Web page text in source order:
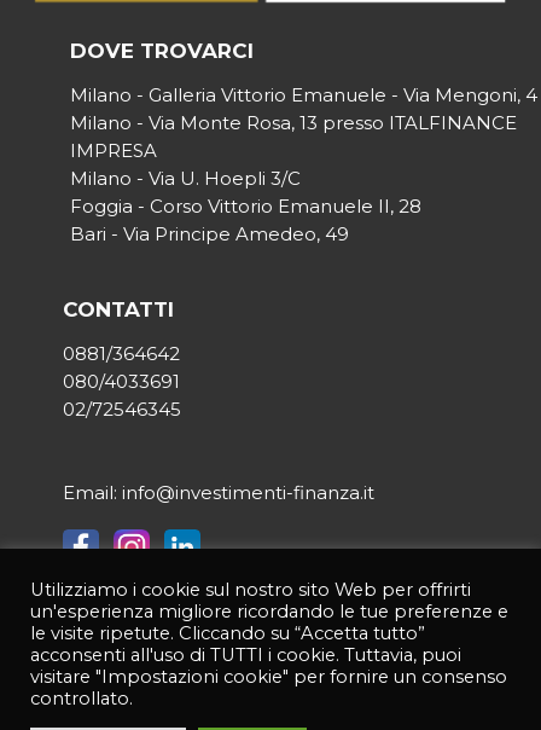
DOVE TROVARCI
Milano - Galleria Vittorio Emanuele - Via Mengoni, 4
Milano - Via Monte Rosa, 13 presso ITALFINANCE
IMPRESA
Milano - Via U. Hoepli 3/C
Foggia - Corso Vittorio Emanuele II, 28
Bari - Via Principe Amedeo, 49
CONTATTI
0881/364642
080/4033691
02/72546345
Email: info@investimenti-finanza.it
© 2021 INVESTIMENTI & FINANZA | Tutti i diritti riservati | P.IVA
03950190714 |Privacy Policy|Credits: Asernet
Utilizziamo i cookie sul nostro sito Web per offrirti
un'esperienza migliore ricordando le tue preferenze e
le visite ripetute. Cliccando su “Accetta tutto”
acconsenti all'uso di TUTTI i cookie. Tuttavia, puoi
visitare "Impostazioni cookie" per fornire un consenso
controllato.